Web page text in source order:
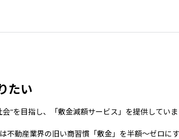
たい
"を目指し、「敷金減額サービス」を提供していま
不動産業界の旧い商習慣「敷金」を半額～ゼロに